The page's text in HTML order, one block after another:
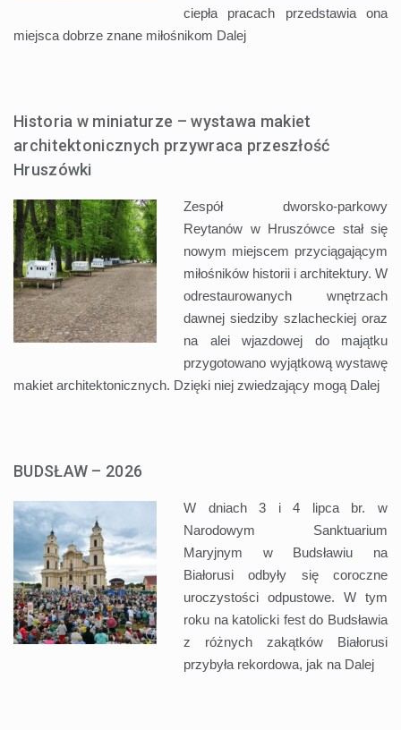
ciepła pracach przedstawia ona
miejsca dobrze znane miłośnikom Dalej
Historia w miniaturze – wystawa makiet
architektonicznych przywraca przeszłość
Hruszówki
Zespół dworsko-parkowy
Reytanów w Hruszówce stał się
nowym miejscem przyciągającym
miłośników historii i architektury. W
odrestaurowanych wnętrzach
dawnej siedziby szlacheckiej oraz
na alei wjazdowej do majątku
przygotowano wyjątkową wystawę
makiet architektonicznych. Dzięki niej zwiedzający mogą Dalej
BUDSŁAW – 2026
W dniach 3 i 4 lipca br. w
Narodowym Sanktuarium
Maryjnym w Budsławiu na
Białorusi odbyły się coroczne
uroczystości odpustowe. W tym
roku na katolicki fest do Budsławia
z różnych zakątków Białorusi
przybyła rekordowa, jak na Dalej